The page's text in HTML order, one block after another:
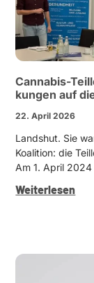
Cannabis-
kungen auf
22. April 2026
Landshut. Sie
Koalition: die
Am 1. April
Weiter­lesen